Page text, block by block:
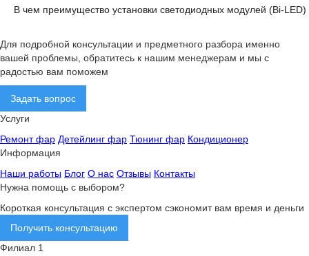
В чем преимущество установки светодиодных модулей (Bi-
Для подробной консультации и предметного разбора именно
вашей проблемы, обратитесь к нашим менеджерам и мы с
радостью вам поможем
Задать вопрос
Услуги
Ремонт фар Детейлинг фар Тюнинг фар Кондиционер
Информация
Наши работы Блог О нас Отзывы Контакты
Нужна помощь с выбором?
Короткая консультация с экспертом сэкономит вам время и деньги
Получить консультацию
Филиал 1